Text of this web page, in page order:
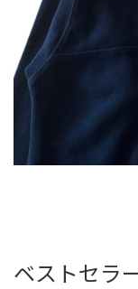
ベストセラ